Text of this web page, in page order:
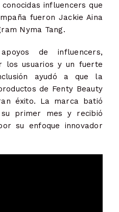
influencers que
fueron Jackie Aina
Nyma Tang.
de influencers,
los usuarios y un fuerte
ayudó a que la
de Fenty Beauty
éxito. La marca batió
primer mes y recibió
su enfoque innovador